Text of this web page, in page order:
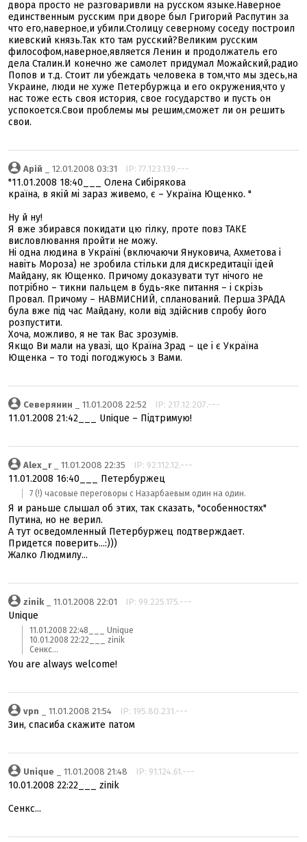
двора просто не разговаривли на русском языке.Наверное
единственным русским при дворе был Григорий Распутин за
что его,наверное,и убили.Столицу северному соседу построил
киевский князь.Так кто там русский?Великим русским
философом,наверное,является Ленин и продолжатель его
дела Сталин.И конечно же самолет придумал Можайский,радио
Попов и т.д. Стоит ли убеждать человека в том,что мы здесь,на
Украине, люди не хуже Петербуржца и его окружения,что у
нас тоже есть своя история, свое государство и пусть он
успокоется.Свои проблемы мы решим,сможет ли он решить
свои.
Арій _ 12.01.2008 03:31 IP: 77.123.139.---
"11.01.2008 18:40___ Олена Сибірякова
країна, в якій мі зараз живемо, є – Україна Ющенко. "
Ну й ну!
Я вже збирався покидати цю гілку, проте повз ТАКЕ
висловлювання пройти не можу.
Ні одна людина в Україні (включаючи Януковича, Ахметова і
навіть Мороза) не зробила стільки для дискредитації ідей
Майдану, як Ющенко. Причому доказувати тут нічого не
потрібно – тикни пальцем в будь-яке питання – і скрізь
Провал. Причому – НАВМИСНИЙ, спланований. Перша ЗРАДА
була вже під час Майдану, коли від здійснив спробу його
розпустити.
Хоча, можливо, я не так Вас зрозумів.
Якщо Ви мали на увазі, що Країна Зрад – це і є Україна
Ющенка – то тоді погоджуюсь з Вами.
Северянин _ 11.01.2008 22:52 IP: 217.12.207.---
11.01.2008 21:42___ Unique – Підтримую!
Alex_r_ 11.01.2008 22:35 IP: 92.112.12.---
11.01.2008 16:40___ Петербуржец
7 (!) часовые переговоры с Назарбаевым один на один.
Я и раньше слышал об этих, так сказать, "особенностях"
Путина, но не верил.
А тут осведомленный Петербуржец подтверждает.
Придется поверить...:)))
Жалко Людмилу...
zinik_ 11.01.2008 22:01 IP: 99.225.175.---
Unique
11.01.2008 22:48___ Unique
10.01.2008 22:22___ zinik
Сенкс...
You are always welcome!
vpn _ 11.01.2008 21:54 IP: 195.80.231.---
Зин, спасиба скажите патом
Unique _ 11.01.2008 21:48 IP: 91.124.61.---
10.01.2008 22:22___ zinik
Сенкс...